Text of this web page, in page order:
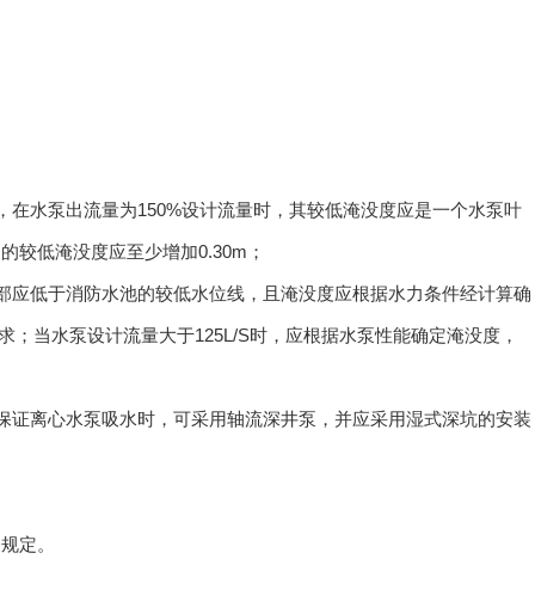
水泵出流量为150%设计流量时，其较低淹没度应是一个水泵叶
较低淹没度应至少增加0.30m；
低于消防水池的较低水位线，且淹没度应根据水力条件经计算确
当水泵设计流量大于125L/S时，应根据水泵性能确定淹没度，
离心水泵吸水时，可采用轴流深井泵，并应采用湿式深坑的安装
定。